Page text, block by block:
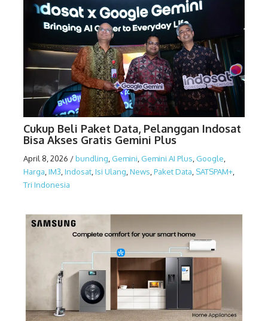
Cukup Beli Paket Data, Pelanggan Indosat
Bisa Akses Gratis Gemini Plus
April 8, 2026 /bundling, Gemini, Gemini AI Plus, Google,
Harga,IM3,Indosat,Isi Ulang,News,Paket Data, SATSPAM+,
Tri Indonesia